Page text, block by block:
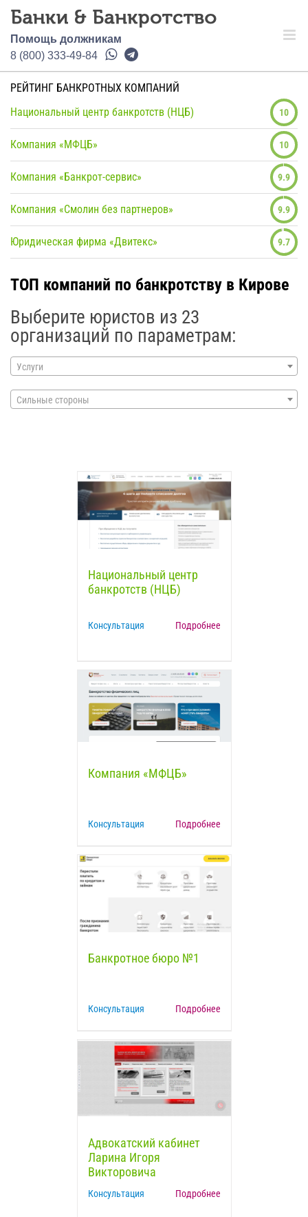
Помощь должникам
8 (800) 333-49-84
РЕЙТИНГ БАНКРОТНЫХ КОМПАНИЙ
Национальный центр банкротств (НЦБ)
10
Компания «МФЦБ» 10
Компания «Банкрот-сервис» 9.9
Компания «Смолин без партнеров» 9.9
Юридическая фирма «Двитекс» 9.7
ТОП компаний по банкротству в Кирове
Выберите юристов из 23
организаций по параметрам:
Услуги
Сильные стороны
Национальный центр
банкротств (НЦБ)
Консультация Подробнее
Компания «МФЦБ»
Консультация Подробнее
Банкротное бюро №1
Консультация Подробнее
Адвокатский кабинет
Ларина Игоря
Викторовича
Консультация Подробнее